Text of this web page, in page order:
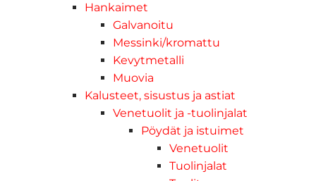
Hankaimet
Galvanoitu
Messinki/kromattu
Kevytmetalli
Muovia
Kalusteet, sisustus ja astiat
Venetuolit ja -tuolinjalat
Pöydät ja istuimet
Venetuolit
Tuolinjalat